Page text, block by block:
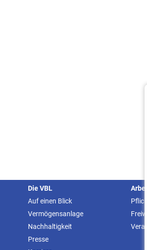
Die VBL
Auf einen Blick
Vermögensanlage
Nachhaltigkeit
Presse